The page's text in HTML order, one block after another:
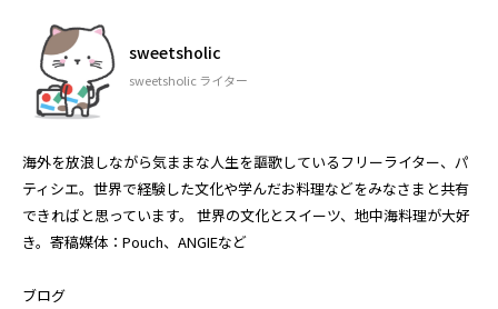
sweetsholic
sweetsholic ライター
海外を放浪しながら気ままな人生を謳歌しているフリーライター、パ
ティシエ。世界で経験した文化や学んだお料理などをみなさまと共有
できればと思っています。 世界の文化とスイーツ、地中海料理が大好
き。寄稿媒体：Pouch、ANGIEなど
ブログ